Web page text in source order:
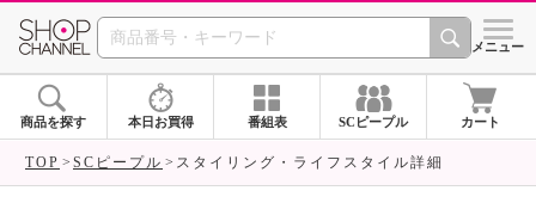
SHOP CHANNEL シメニュー
商品を探す 本日お買得 番組表 SCピープル カート
TOP SCピープル スタイリング・ライフスタイル詳細